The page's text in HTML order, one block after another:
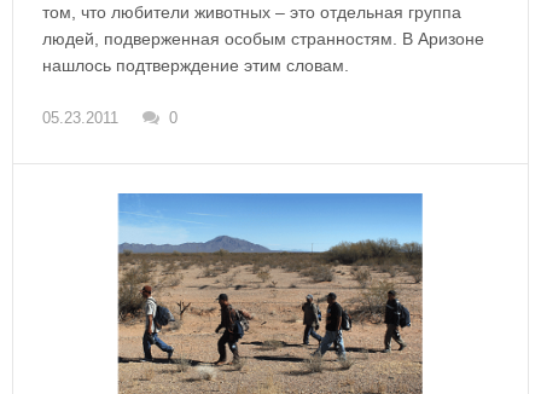
том, что любители животных – это отдельная группа
людей, подверженная особым странностям. В Аризоне
нашлось подтверждение этим словам.
05.23.2011 0